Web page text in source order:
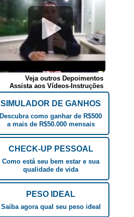
Veja outros Depoimentos
Assista aos Vídeos-Instruções
SIMULADOR DE GANHOS
Descubra como ganhar de R$500
a mais de R$50.000 mensais
CHECK-UP PESSOAL
Como está seu bem estar e sua
qualidade de vida
PESO IDEAL
Saiba agora qual seu peso ideal